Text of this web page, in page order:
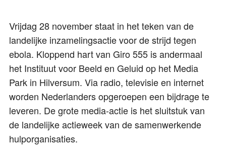
Vrijdag 28 november staat in het teken van de
landelijke inzamelingsactie voor de strijd tegen
ebola. Kloppend hart van Giro 555 is andermaal
het Instituut voor Beeld en Geluid op het Media
Park in Hilversum. Via radio, televisie en internet
worden Nederlanders opgeroepen een bijdrage te
leveren. De grote media-actie is het sluitstuk van
de landelijke actieweek van de samenwerkende
hulporganisaties.